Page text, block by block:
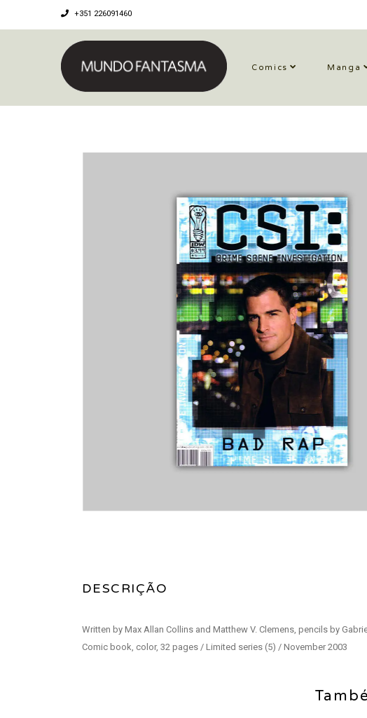
+351 226091460
Comics Manga
DESCRIÇÃO
Written by Max Allan Collins and Matthew V. Clemens, pencils by
Comic book, color, 32 pages / Limited series (5) / November 2003